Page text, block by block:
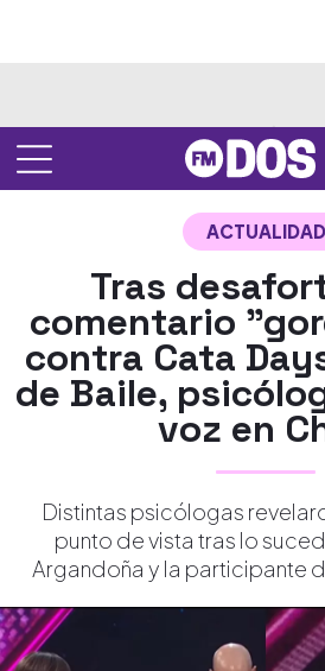
ACTUALIDAD
Tras
comentario
contra Cata
de Baile,
voz en
Distintas psicólogas
punto de vista tras lo
Argandoña y la participante